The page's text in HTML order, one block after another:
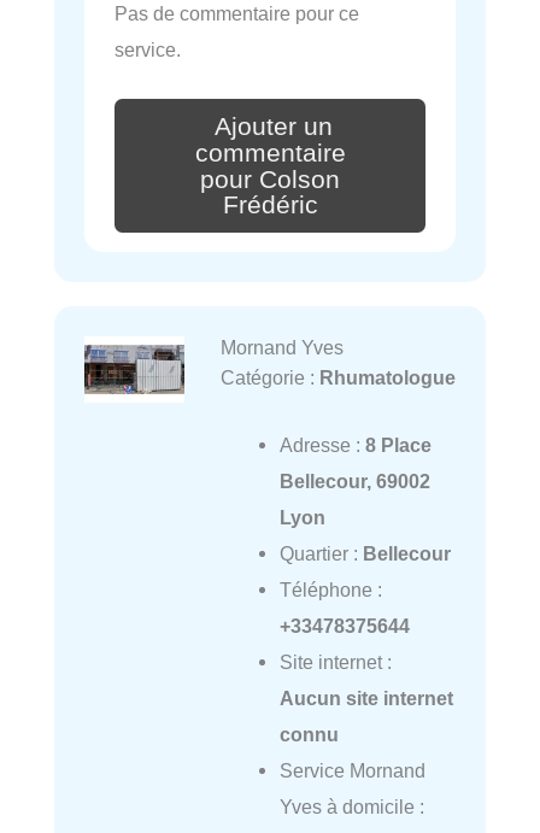
Pas de commentaire pour ce
service.
Ajouter un
commentaire
pour Colson
Frédéric
Mornand Yves
Catégorie : Rhumatologue
Adresse : 8 Place
Bellecour, 69002
Lyon
Quartier : Bellecour
Téléphone :
+33478375644
Site internet :
Aucun site internet
connu
Service Mornand
Yves à domicile :